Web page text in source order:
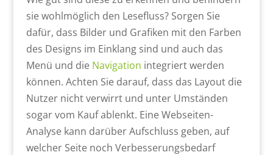
sie wohlmöglich den Lesefluss? Sorgen Sie
dafür, dass Bilder und Grafiken mit den Farben
des Designs im Einklang sind und auch das
Menü und die Navigation integriert werden
können. Achten Sie darauf, dass das Layout die
Nutzer nicht verwirrt und unter Umständen
sogar vom Kauf ablenkt. Eine Webseiten-
Analyse kann darüber Aufschluss geben, auf
welcher Seite noch Verbesserungsbedarf